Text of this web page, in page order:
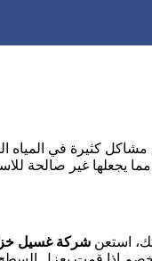
كثيرة في المياه
مما يجعلها غير صالحة
استعن شركة غسيل